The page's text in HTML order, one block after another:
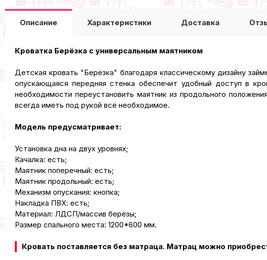
Описание Характеристики Доставка
Кроватка Берёзка с универсальным маятником
Детская кровать "Берёзка" благодаря классическому дизайну
опускающаяся передняя стенка обеспечит удобный доступ в
необходимости переустановить маятник из продольного
всегда иметь под рукой всё необходимое.
Модель предусматривает:
Установка дна на двух уровнях;
Качалка: есть;
Маятник поперечный: есть;
Маятник продольный: есть;
Механизм опускания: кнопка;
Накладка ПВХ: есть;
Материал: ЛДСП/массив берёзы;
Размер спального места: 1200*600 мм.
Кровать поставляется без матраца. Матрац можно